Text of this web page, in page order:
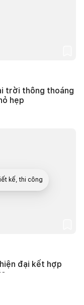
trời thông thoáng
hẹp
đại kết hợp
kế, thi công